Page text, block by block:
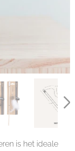
is het ideale